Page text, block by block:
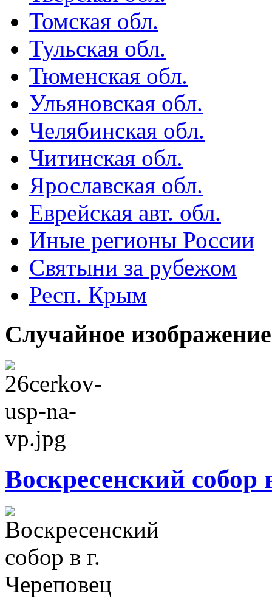
Томская обл.
Тульская обл.
Тюменская обл.
Ульяновская обл.
Челябинская обл.
Читинская обл.
Ярославская обл.
Еврейская авт. обл.
Иные регионы России
Святыни за рубежом
Респ. Крым
Случайное изображение
Воскресенский собор